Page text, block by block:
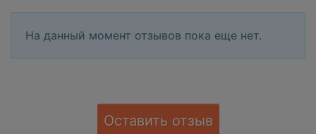
На данный момент отзывов пока еще нет.
Оставить отзыв